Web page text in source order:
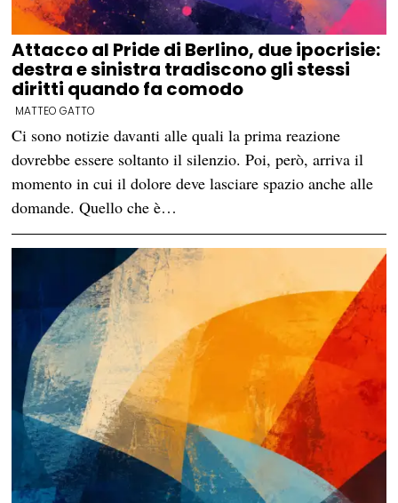
Attacco al Pride di Berlino, due ipocrisie:
destra e sinistra tradiscono gli stessi
diritti quando fa comodo
MATTEO GATTO
Ci sono notizie davanti alle quali la prima reazione
dovrebbe essere soltanto il silenzio. Poi, però, arriva il
momento in cui il dolore deve lasciare spazio anche alle
domande. Quello che è…